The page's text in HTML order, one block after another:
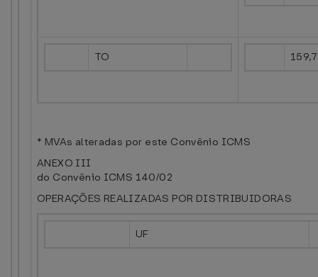
TO
* MVAs alteradas por este Convênio ICMS
ANEXO III
do Convênio ICMS 140/02
OPERAÇÕES REALIZADAS POR DISTRIBUIDORAS
UF